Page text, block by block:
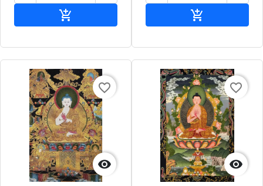
 

favorite_border

favorite_border